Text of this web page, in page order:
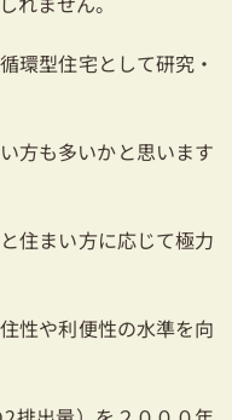
環型住宅として研究・
方も多いかと思います
住まい方に応じて極力
性や利便性の水準を向